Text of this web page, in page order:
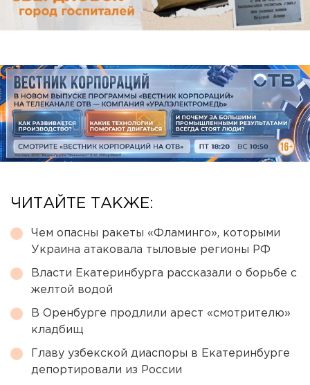
ЧИТАЙТЕ ТАКЖЕ:
Чем опасны ракеты «Фламинго», которыми
Украина атаковала тыловые регионы РФ
Власти Екатеринбурга рассказали о борьбе с
желтой водой
В Оренбурге продлили арест «смотрителю»
кладбищ
Главу узбекской диаспоры в Екатеринбурге
депортировали из России